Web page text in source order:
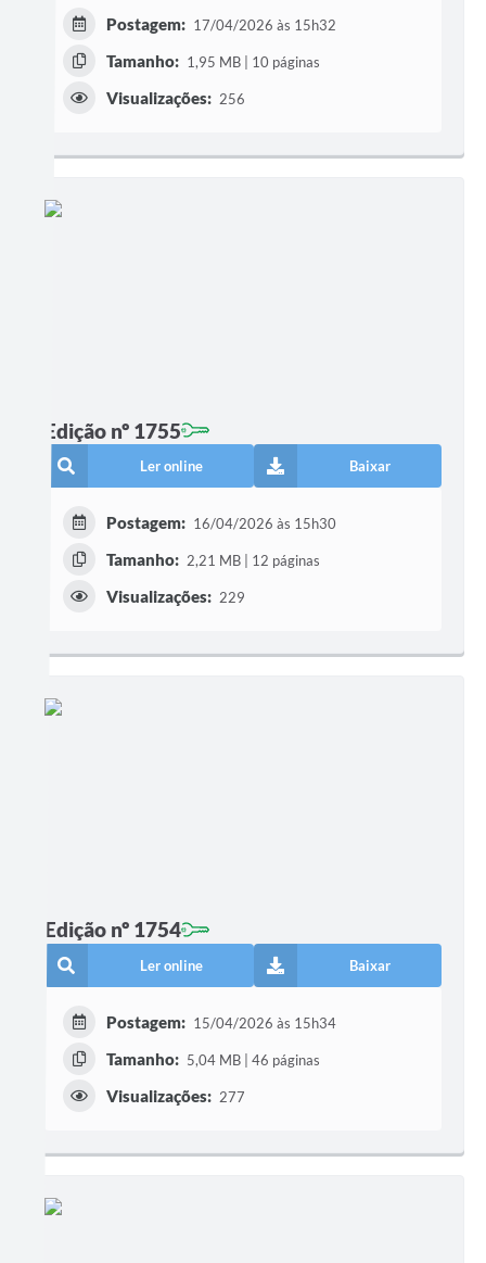
Postagem: 17/04/2026 às 15h32
Tamanho: 1,95 MB | 10 páginas
Visualizações: 256
Edição nº 1755
Ler online Baixar
Postagem: 16/04/2026 às 15h30
Tamanho: 2,21 MB | 12 páginas
Visualizações: 229
Edição nº 1754
Ler online Baixar
Postagem: 15/04/2026 às 15h34
Tamanho: 5,04 MB | 46 páginas
Visualizações: 277